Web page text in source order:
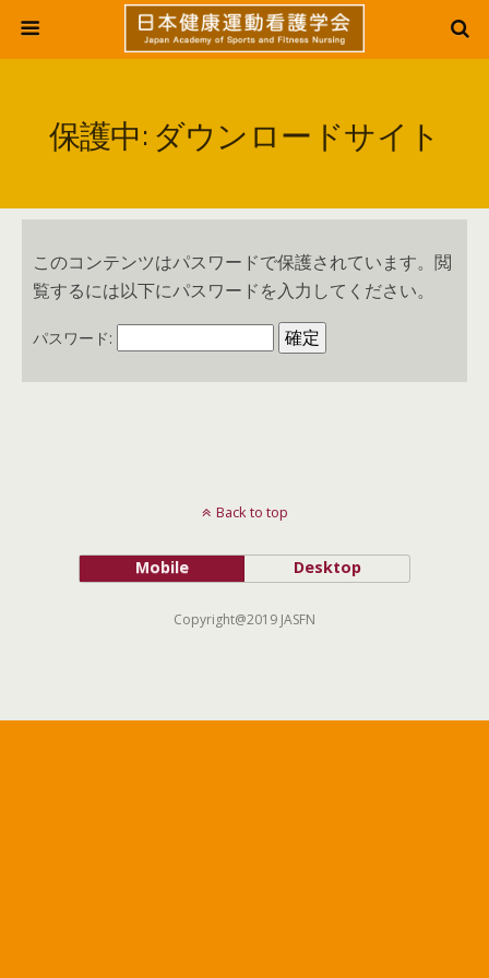
保護中: ダウンロードサイト
このコンテンツはパスワードで保護されています。閲
覧するには以下にパスワードを入力してください。
パスワード:
Back to top
Mobile Desktop
Copyright@2019 JASFN